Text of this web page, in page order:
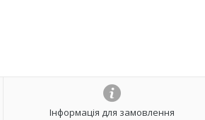
Інформація для замовлення